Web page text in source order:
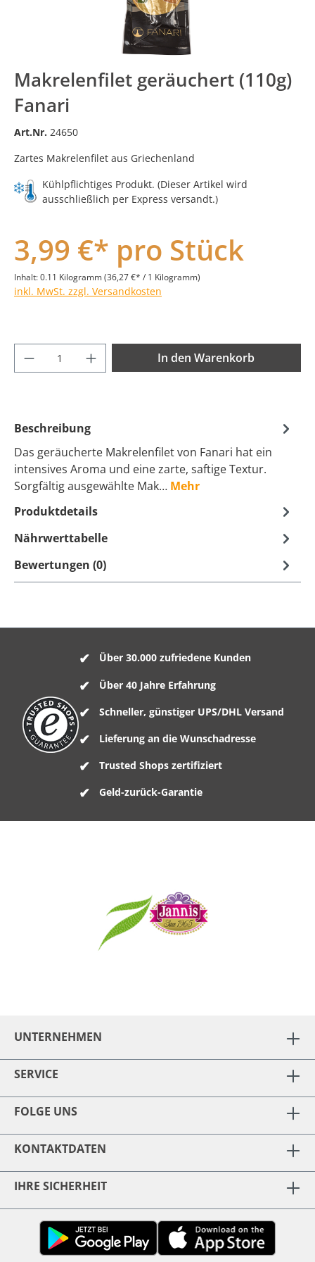
Makrelenfilet geräuchert (110g)
Fanari
Art.Nr. 24650
Zartes Makrelenfilet aus Griechenland
Kühlpflichtiges Produkt. (Dieser Artikel wird
ausschließlich per Express versandt.)
3,99 €* pro Stück
Inhalt:0.11 Kilogramm(36,27 €* / 1 Kilogramm)
inkl. MwSt. zzgl. Versandkosten
Produkt Anzahl: Gib den gewünschten
In den Warenkorb
Beschreibung
Das geräucherte Makrelenfilet von Fanari hat ein
intensives Aroma und eine zarte, saftige Textur.
Sorgfältig ausgewählte Mak… Mehr
Produktdetails
Nährwerttabelle
Bewertungen (0)
Über 30.000 zufriedene Kunden
Über 40 Jahre Erfahrung
Schneller, günstiger UPS/DHL Versand
Lieferung an die Wunschadresse
Trusted Shops zertifiziert
Geld-zurück-Garantie
UNTERNEHMEN
SERVICE
FOLGE UNS
KONTAKTDATEN
IHRE SICHERHEIT